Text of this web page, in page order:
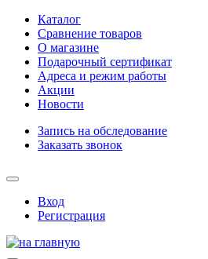
Каталог
Сравнение товаров
О магазине
Подарочный сертификат
Адреса и режим работы
Акции
Новости
Запись на обследование
Заказать звонок
Вход
Регистрация